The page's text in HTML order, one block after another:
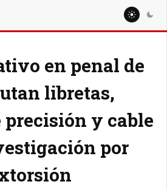
en penal de
libretas,
precisión y cable
por